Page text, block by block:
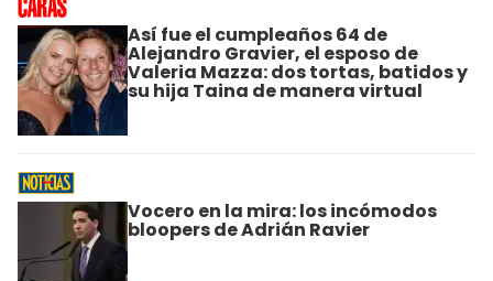
Así fue el cumpleaños 64 de
Alejandro Gravier, el esposo de
Valeria Mazza: dos tortas, batidos y
su hija Taina de manera virtual
Vocero en la mira: los incómodos
bloopers de Adrián Ravier